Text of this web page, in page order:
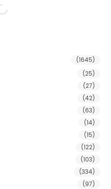
(1645)
(25)
(27)
(42)
(63)
(14)
(15)
(122)
(103)
(334)
(97)